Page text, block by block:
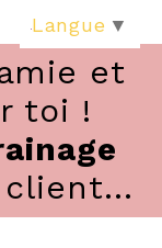
et
toi !
Langue ▼